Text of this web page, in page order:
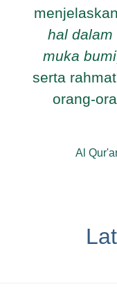
hal dalam
muka bumi
serta
orang-
Al